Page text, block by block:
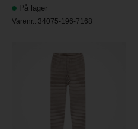
På lager
Varenr.: 34075-196-7168